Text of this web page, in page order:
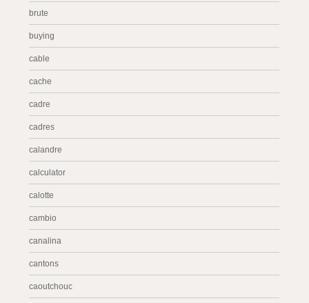
brute
buying
cable
cache
cadre
cadres
calandre
calculator
calotte
cambio
canalina
cantons
caoutchouc